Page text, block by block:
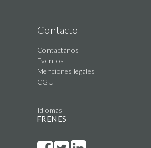
Contacto
Contactános
Eventos
Menciones legales
CGU
Idiomas
FR EN ES